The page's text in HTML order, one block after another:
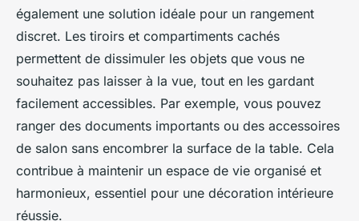
également une solution idéale pour un rangement
discret. Les tiroirs et compartiments cachés
permettent de dissimuler les objets que vous ne
souhaitez pas laisser à la vue, tout en les gardant
facilement accessibles. Par exemple, vous pouvez
ranger des documents importants ou des accessoires
de salon sans encombrer la surface de la table. Cela
contribue à maintenir un espace de vie organisé et
harmonieux, essentiel pour une décoration intérieure
réussie.